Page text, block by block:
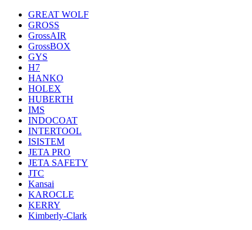
GREAT WOLF
GROSS
GrossAIR
GrossBOX
GYS
H7
HANKO
HOLEX
HUBERTH
IMS
INDOCOAT
INTERTOOL
ISISTEM
JETA PRO
JETA SAFETY
JTC
Kansai
KAROCLE
KERRY
Kimberly-Clark